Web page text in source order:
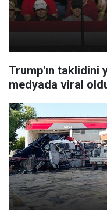
Trump'ın taklidini
medyada viral